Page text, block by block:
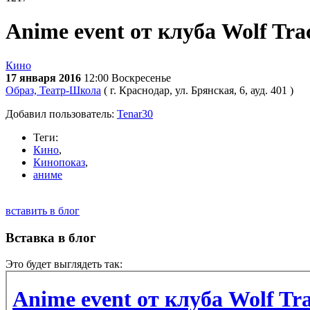
Anime event от клуба Wolf
Кино
17 января 2016 12:00 Воскресенье
Образ, Театр-Школа ( г. Краснодар, ул. Брянская, 6, ауд. 401 )
Добавил пользователь: Tenar30
Теги:
Кино,
Кинопоказ,
аниме
вставить в блог
Вставка в блог
Это будет выглядеть так: